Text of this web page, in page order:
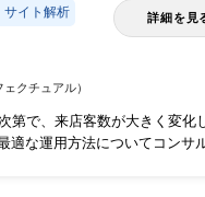
サイト解析 詳細を見
ェクチュアル）
第で、来店客数が大きく変化
適な運用方法についてコンサ